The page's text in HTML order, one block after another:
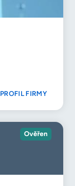
PROFIL FIRMY
Ověřen